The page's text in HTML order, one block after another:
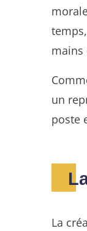
mains
un
poste
La